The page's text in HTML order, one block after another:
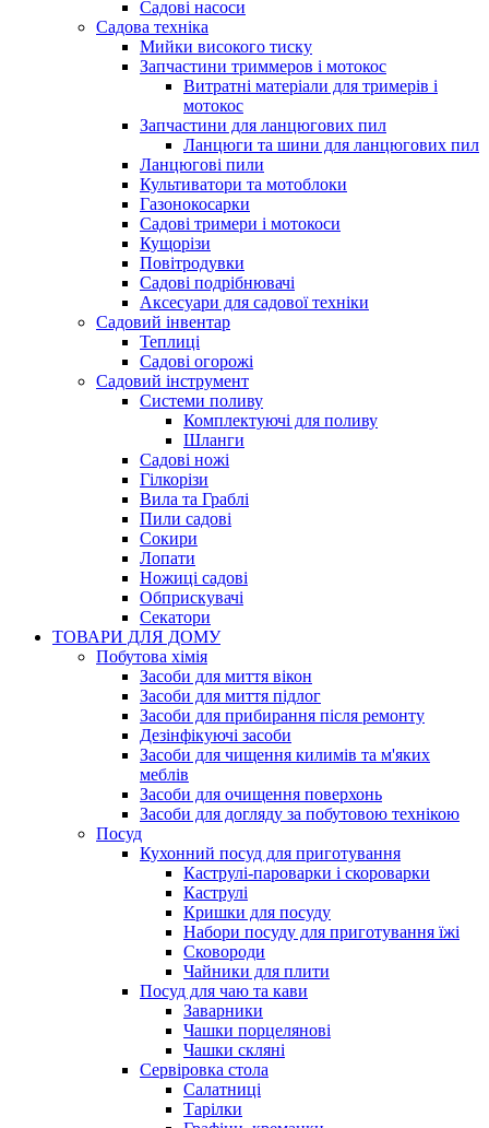
Cадові насоси
Садова техніка
Мийки високого тиску
Запчастини триммеров і мотокос
Витратні матеріали для тримерів і
мотокос
Запчастини для ланцюгових пил
Ланцюги та шини для ланцюгових пил
Ланцюгові пили
Культиватори та мотоблоки
Газонокосарки
Садові тримери і мотокоси
Кущорізи
Повітродувки
Садові подрібнювачі
Аксесуари для садової техніки
Садовий інвентар
Теплиці
Садові огорожі
Садовий інструмент
Системи поливу
Комплектуючі для поливу
Шланги
Садові ножі
Гілкорізи
Вила та Граблі
Пили садові
Сокири
Лопати
Ножиці садові
Обприскувачі
Секатори
ТОВАРИ ДЛЯ ДОМУ
Побутова хімія
Засоби для миття вікон
Засоби для миття підлог
Засоби для прибирання після ремонту
Дезінфікуючі засоби
Засоби для чищення килимів та м'яких
меблів
Засоби для очищення поверхонь
Засоби для догляду за побутовою технікою
Посуд
Кухонний посуд для приготування
Каструлі-пароварки і скороварки
Каструлі
Кришки для посуду
Набори посуду для приготування їжі
Сковороди
Чайники для плити
Посуд для чаю та кави
Заварники
Чашки порцелянові
Чашки скляні
Сервіровка стола
Салатниці
Тарілки